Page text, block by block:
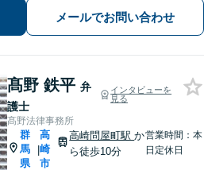
もご相談ください。
メールでお問い合わせ
髙野 鉄平 弁
護士
インタビューを
見る
髙野法律事務所
群
馬
県
|
高
崎
市
高崎問屋町駅か
ら徒歩10分
営業時間：本
日定休日